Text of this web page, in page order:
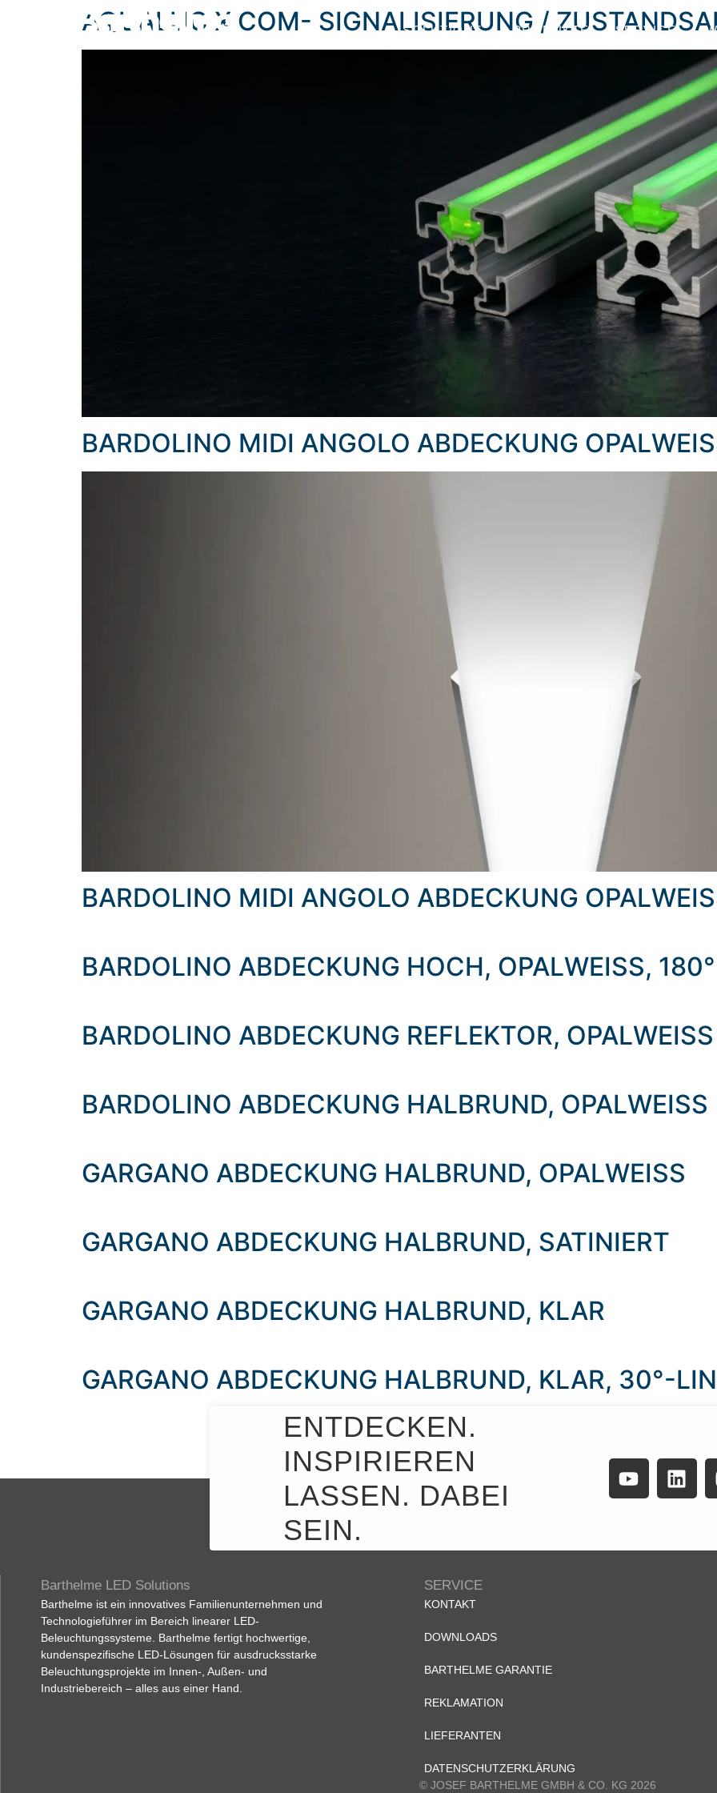
SOLUTIONS PRODUKTE SERVICE
AQUALUC X COM- SIGNALISIERUNG /
BARDOLINO MIDI ANGOLO ABDECKUNG
BARDOLINO MIDI ANGOLO ABDECKUNG
BARDOLINO ABDECKUNG HOCH, OPALWEISS, 180°
BARDOLINO ABDECKUNG REFLEKTOR, OPALWEISS
BARDOLINO ABDECKUNG HALBRUND, OPALWEISS
GARGANO ABDECKUNG HALBRUND, OPALWEISS
GARGANO ABDECKUNG HALBRUND, SATINIERT
GARGANO ABDECKUNG HALBRUND, KLAR
GARGANO ABDECKUNG HALBRUND, KLAR, 30°-
ENTDECKEN.
INSPIRIEREN
LASSEN. DABEI
SEIN.
Barthelme LED Solutions
Barthelme ist ein innovatives Familienunternehmen und
Technologieführer im Bereich linearer LED-
Beleuchtungssysteme. Barthelme fertigt hochwertige,
kundenspezifische LED-Lösungen für ausdrucksstarke
Beleuchtungsprojekte im Innen-, Außen- und
Industriebereich – alles aus einer Hand.
SERVICE
KONTAKT
DOWNLOADS
BARTHELME GARANTIE
REKLAMATION
LIEFERANTEN
DATENSCHUTZERKLÄRUNG
© JOSEF BARTHELME GMBH & CO. KG 2026